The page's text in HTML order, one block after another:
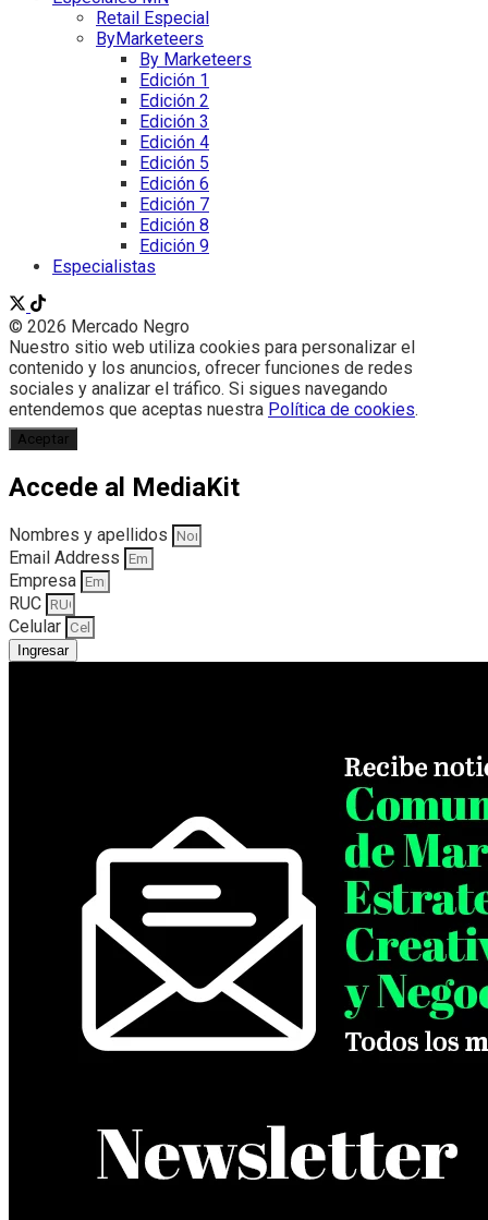
Retail Especial
ByMarketeers
By Marketeers
Edición 1
Edición 2
Edición 3
Edición 4
Edición 5
Edición 6
Edición 7
Edición 8
Edición 9
Especialistas
© 2026 Mercado Negro
Nuestro sitio web utiliza cookies para personalizar el
contenido y los anuncios, ofrecer funciones de redes
sociales y analizar el tráfico. Si sigues navegando
entendemos que aceptas nuestra Política de cookies.
Aceptar
Accede al MediaKit
Nombres y apellidos
Email Address
Empresa
RUC
Celular
Ingresar